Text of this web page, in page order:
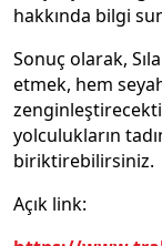
hakkında bilgi
Sonuç olarak,
etmek, hem
yolculukların
biriktirebilirsiniz.
Açık link: